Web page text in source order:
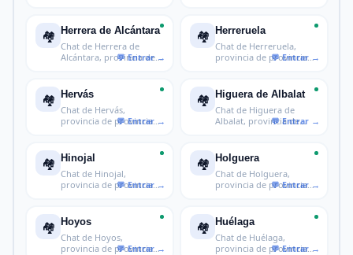
🏘️ Herrera de Alcántara
Chat de Herrera de
Alcántara, provincia de
🏘️ Herreruela
Chat de Herreruela,
provincia de provincia
🏘️ Hervás
Chat de Hervás,
provincia de provincia
🏘️ Higuera de Albalat
Chat de Higuera de
Albalat, provincia de
🏘️ Hinojal
Chat de Hinojal,
provincia de provincia
🏘️ Holguera
Chat de Holguera,
provincia de provincia
🏘️ Hoyos
Chat de Hoyos,
provincia de provincia
🏘️ Huélaga
Chat de Huélaga,
provincia de provincia